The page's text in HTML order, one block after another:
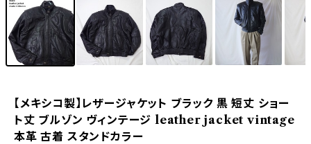
【メキシコ製】レザージャケット ブラック 黒 短丈 ショー
ト丈 ブルゾン ヴィンテージ leather jacket vintage
本革 古着 スタンドカラー